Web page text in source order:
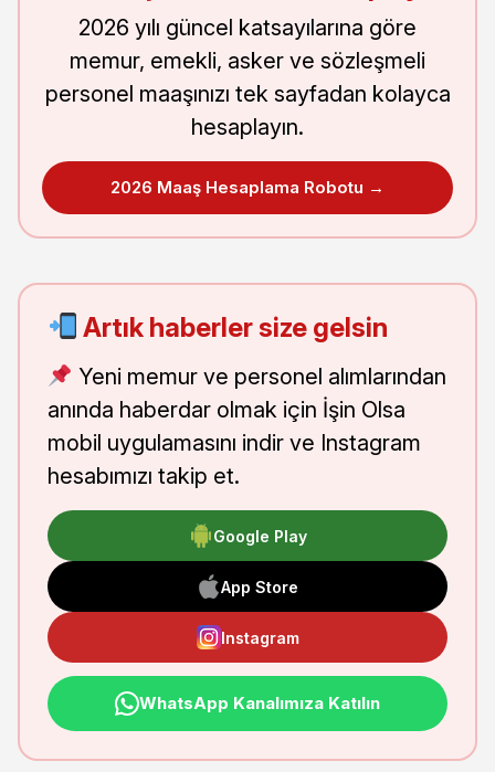
2026 yılı güncel katsayılarına göre
memur, emekli, asker ve sözleşmeli
personel maaşınızı tek sayfadan kolayca
hesaplayın.
2026 Maaş Hesaplama Robotu →
Artık haberler size gelsin
Yeni memur ve personel alımlarından
anında haberdar olmak için İşin Olsa
mobil uygulamasını indir ve Instagram
hesabımızı takip et.
Google Play
App Store
Instagram
WhatsApp Kanalımıza Katılın